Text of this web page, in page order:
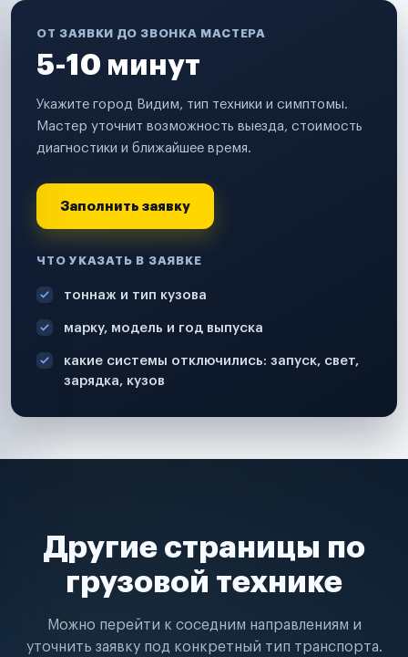
ОТ ЗАЯВКИ ДО ЗВОНКА МАСТЕРА
5-10 минут
Укажите город Видим, тип техники и симптомы.
Мастер уточнит возможность выезда, стоимость
диагностики и ближайшее время.
Заполнить заявку
ЧТО УКАЗАТЬ В ЗАЯВКЕ
тоннаж и тип кузова
марку, модель и год выпуска
какие системы отключились: запуск, свет,
зарядка, кузов
Другие страницы по
грузовой технике
Можно перейти к соседним направлениям и
уточнить заявку под конкретный тип транспорта.